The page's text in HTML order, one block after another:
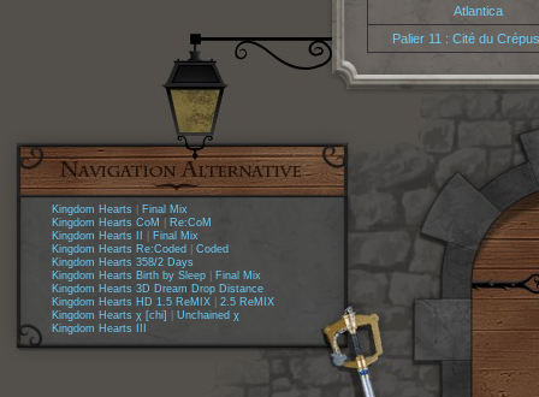
Atlantica
Palier 11 : Cité du
Kingdom Hearts
Final Mix
Kingdom Hearts CoM
Re:CoM
Kingdom Hearts II
Final Mix
Kingdom Hearts Re:Coded
Coded
Kingdom Hearts 358/2 Days
Kingdom Hearts Birth by Sleep
Final Mix
Kingdom Hearts 3D Dream Drop Distance
Kingdom Hearts HD 1.5 ReMIX
2.5 ReMIX
Kingdom Hearts χ [chi]
Unchained χ
Kingdom Hearts III